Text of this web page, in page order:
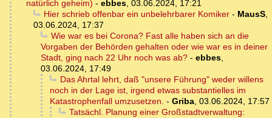
natürlich geheim) - ebbes, 03.06.2024, 17:21
Hier schrieb offenbar ein unbelehrbarer Komiker- MausS,
03.06.2024, 17:37
Wie war es bei Corona? Fast alle haben sich an die
Vorgaben der Behörden gehalten oder wie war es in deiner
Stadt, ging nach 22 Uhr noch was ab? - ebbes,
03.06.2024, 17:49
Das Ahrtal lehrt, daß "unsere Führung" weder willens
noch in der Lage ist, irgend etwas substantielles im
Katastrophenfall umzusetzen. - Griba, 03.06.2024, 17:57
Tatsächl. Planung einer Großstadtverwaltung: